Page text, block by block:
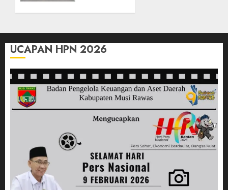
Dinas
PUBM
Tuntaskan
Pembangunan
Jalan
dan
Jembatan
UCAPAN HPN 2026